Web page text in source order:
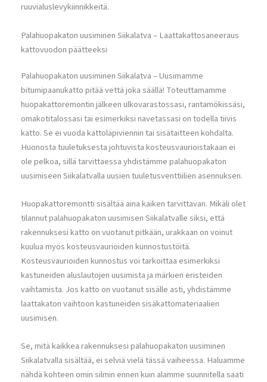
ruuvialuslevykiinnikkeitä.
Palahuopakaton uusiminen Siikalatva – Laattakattosaneeraus
kattovuodon päätteeksi
Palahuopakaton uusiminen Siikalatva – Uusimamme
bitumipaanukatto pitää vettä joka säällä! Toteuttamamme
huopakattoremontin jälkeen ulkovarastossasi, rantamökissäsi,
omakotitalossasi tai esimerkiksi navetassasi on todella tiivis
katto. Se ei vuoda kattoläpiviennin tai sisätaitteen kohdalta.
Huonosta tuuletuksesta johtuvista kosteusvaurioistakaan ei
ole pelkoa, sillä tarvittaessa yhdistämme palahuopakaton
uusimiseen Siikalatvalla uusien tuuletusventtiilien asennuksen.
Huopakattoremontti sisältää aina kaiken tarvittavan. Mikäli olet
tilannut palahuopakaton uusimisen Siikalatvalle siksi, että
rakennuksesi katto on vuotanut pitkään, urakkaan on voinut
kuulua myös kosteusvaurioiden kunnostustöitä.
Kosteusvaurioiden kunnostus voi tarkoittaa esimerkiksi
kastuneiden aluslautojen uusimista ja märkien eristeiden
vaihtamista. Jos katto on vuotanut sisälle asti, yhdistämme
laattakaton vaihtoon kastuneiden sisäkattomateriaalien
uusimisen.
Se, mitä kaikkea rakennuksesi palahuopakaton uusiminen
Siikalatvalla sisältää, ei selviä vielä tässä vaiheessa. Haluamme
nähdä kohteen omin silmin ennen kuin alamme suunnitella saati